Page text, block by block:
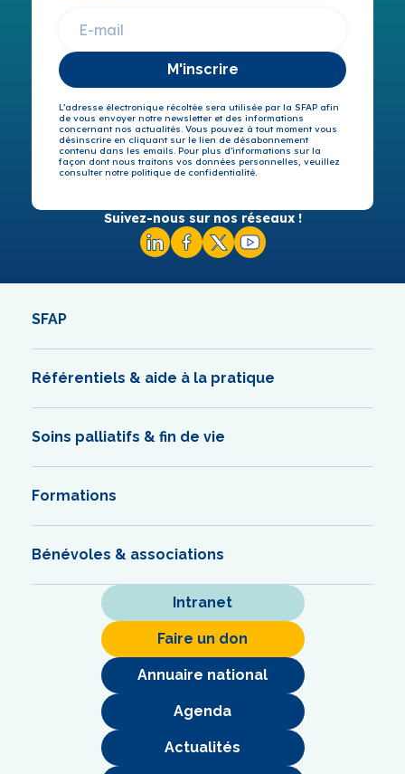
M'inscrire
L’adresse électronique récoltée sera utilisée par la SFAP afin
de vous envoyer notre newsletter et des informations
concernant nos actualités. Vous pouvez à tout moment vous
désinscrire en cliquant sur le lien de désabonnement
contenu dans les emails. Pour plus d’informations sur la
façon dont nous traitons vos données personnelles, veuillez
consulter notre politique de confidentialité.
Suivez-nous sur nos réseaux !
SFAP
Référentiels & aide à la pratique
Soins palliatifs & fin de vie
Formations
Bénévoles & associations
Intranet
Faire un don
Annuaire national
Agenda
Actualités